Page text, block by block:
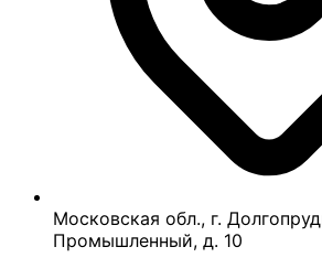
Московская обл., г.
Промышленный, д. 10